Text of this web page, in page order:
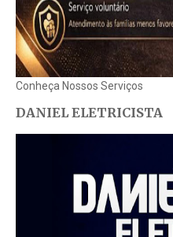
Conheça Nossos Serviços
DANIEL ELETRICISTA